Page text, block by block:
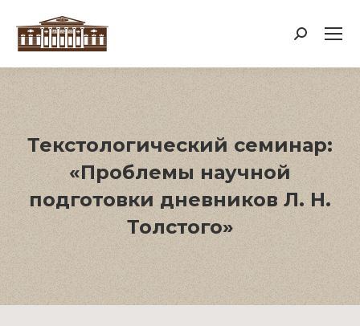
Поиск:
Текстологический семинар:
«Проблемы научной
подготовки дневников Л. Н.
Толстого»